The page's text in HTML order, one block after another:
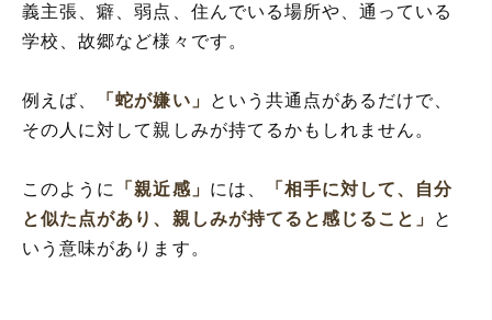
義主張、癖、弱点、住んでいる場所や、通っている
学校、故郷など様々です。
例えば、 「蛇が嫌い」
という共通点があるだけで、
その人に対して親しみが持てるかもしれません。
このように 「親近感」 には、
「相手に対して、自分
と似た点があり、親しみが持てると感じること」 と
いう意味があります。